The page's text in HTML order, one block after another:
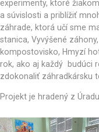
experimenty, ktoré
a súvislosti a priblížiť
záhrade, ktorá učí sme
stanica, Vyvýšené
kompostovisko, Hmyzí
rok, ako aj každý budúci
zdokonaliť záhradkársku
Projekt je hradený z